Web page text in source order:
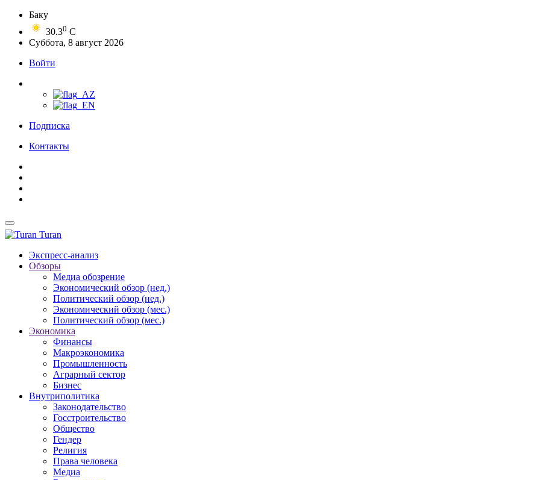
Баку
30.30 C
Суббота, 8 август 2026
Войти
Подписка
Контакты
Turan
Экспресс-анализ
Обзоры
Медиа обозрение
Экономический обзор (нед.)
Политический обзор (нед.)
Экономический обзор (мес.)
Политический обзор (мес.)
Экономика
Финансы
Макроэкономика
Промышленность
Аграрный сектор
Бизнес
Внутриполитика
Законодательство
Госстроительство
Общество
Гендер
Религия
Права человека
Медиа